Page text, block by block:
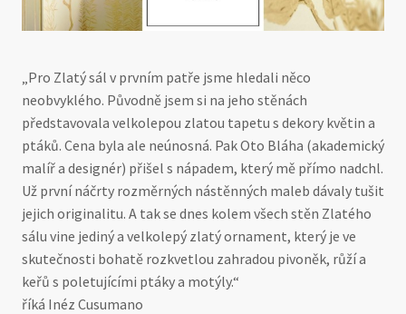
„Pro Zlatý sál v prvním patře jsme hledali něco
neobvyklého. Původně jsem si na jeho stěnách
představovala velkolepou zlatou tapetu s dekory květin a
ptáků. Cena byla ale neúnosná. Pak Oto Bláha (akademický
malíř a designér) přišel s nápadem, který mě přímo nadchl.
Už první náčrty rozměrných nástěnných maleb dávaly tušit
jejich originalitu. A tak se dnes kolem všech stěn Zlatého
sálu vine jediný a velkolepý zlatý ornament, který je ve
skutečnosti bohatě rozkvetlou zahradou pivoněk, růží a
keřů s poletujícími ptáky a motýly.“
říká Inéz Cusumano